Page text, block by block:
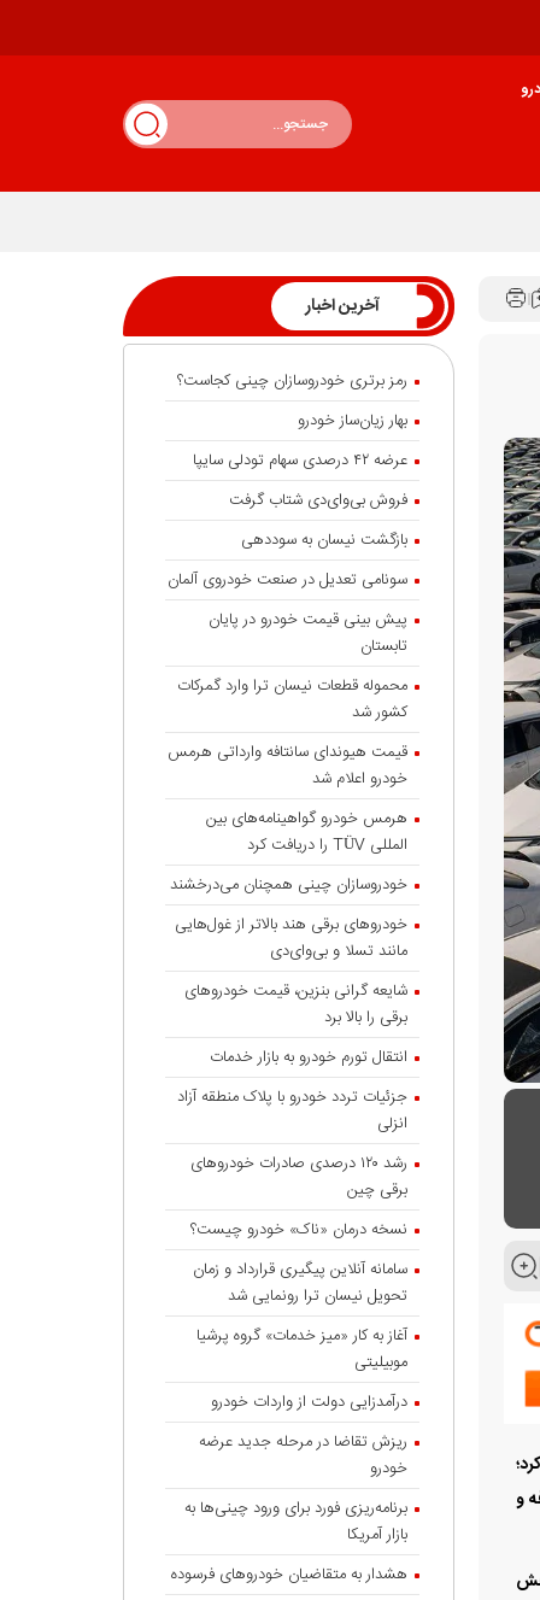
و
۱۰۷ درصد به ۱۰۰ درصد کاهش
آخرین اخبار
رمز برتری خودروسازان چینی کجاست؟
بهار زیان‌ساز خودرو
عرضه ۴۲ درصدی سهام تودلی سایپا
فروش بی‌وای‌دی شتاب گرفت
بازگشت نیسان به سوددهی
سونامی تعدیل در صنعت خودروی آلمان
پیش بینی قیمت خودرو در پایان
تابستان
محموله قطعات نیسان ترا وارد گمرکات
کشور شد
قیمت هیوندای سانتافه وارداتی هرمس
خودرو اعلام شد
هرمس خودرو گواهینامه‌های بین
المللی TÜV را دریافت کرد
خودروسازان چینی همچنان می‌درخشند
خودروهای برقی هند بالاتر از غول‌هایی
مانند تسلا و بی‌وای‌دی
شایعه گرانی بنزین، قیمت خودروهای
برقی را بالا برد
انتقال تورم خودرو به بازار خدمات
جزئیات تردد خودرو با پلاک منطقه آزاد
انزلی
رشد ۱۲۰ درصدی صادرات خودروهای
برقی چین
نسخه درمان «ناک» خودرو چیست؟
سامانه آنلاین پیگیری قرارداد‌ و زمان
تحویل نیسان ترا رونمایی شد
آغاز به کار «میز خدمات» گروه پرشیا
موبیلیتی
درآمدزایی دولت از واردات خودرو
ریزش تقاضا در مرحله جدید عرضه
خودرو
برنامه‌ریزی فورد برای ورود چینی‌ها به
بازار آمریکا
هشدار به متقاضیان خودروهای فرسوده